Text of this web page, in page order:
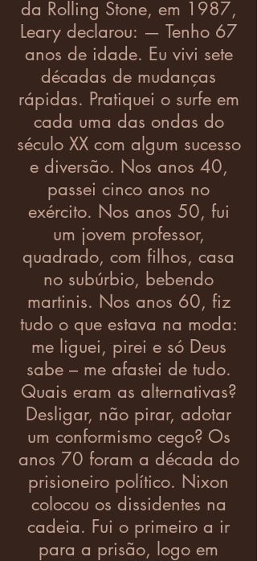
da Rolling Stone, em 1987,
Leary declarou: — Tenho 67
anos de idade. Eu vivi sete
décadas de mudanças
rápidas. Pratiquei o surfe em
cada uma das ondas do
século XX com algum sucesso
e diversão. Nos anos 40,
passei cinco anos no
exército. Nos anos 50, fui
um jovem professor,
quadrado, com filhos, casa
no subúrbio, bebendo
martinis. Nos anos 60, fiz
tudo o que estava na moda:
me liguei, pirei e só Deus
sabe – me afastei de tudo.
Quais eram as alternativas?
Desligar, não pirar, adotar
um conformismo cego? Os
anos 70 foram a década do
prisioneiro político. Nixon
colocou os dissidentes na
cadeia. Fui o primeiro a ir
para a prisão, logo em